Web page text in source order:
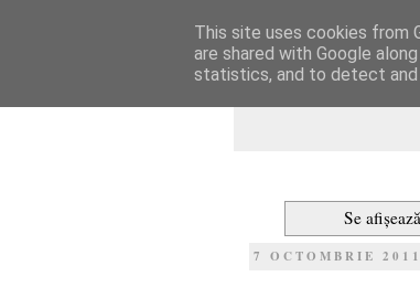
Dulcegarii
Se
7 OCTOMBRIE 2011
This site uses cookies from
are shared with Google
statistics, and to detect and